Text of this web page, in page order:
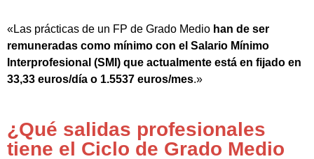
«Las prácticas de un FP de Grado Medio han de ser
remuneradas como mínimo con el Salario Mínimo
Interprofesional (SMI) que actualmente está en fijado en
33,33 euros/día o 1.5537 euros/mes.»
¿Qué salidas profesionales
tiene el Ciclo de Grado Medio